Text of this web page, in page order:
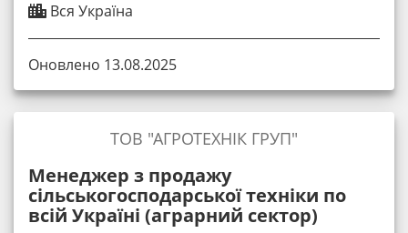
Вся Україна
Оновлено 13.08.2025
Менеджер з продажу
сільськогосподарської техніки по
всій Україні (аграрний сектор)
ТОВ "АГРОТЕХНІК ГРУП"